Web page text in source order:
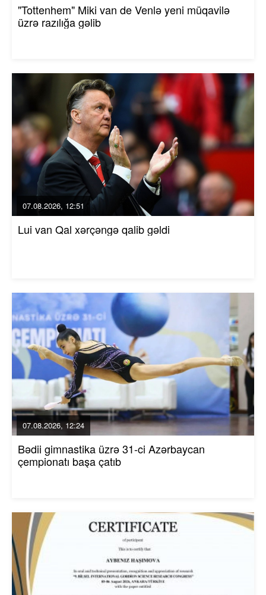
"Tottenhem" Miki van de Venlə yeni müqavilə
üzrə razılığa gəlib
07.08.2026, 12:51
Lui van Qal xərçəngə qalib gəldi
07.08.2026, 12:24
Bədii gimnastika üzrə 31-ci Azərbaycan
çempionatı başa çatıb